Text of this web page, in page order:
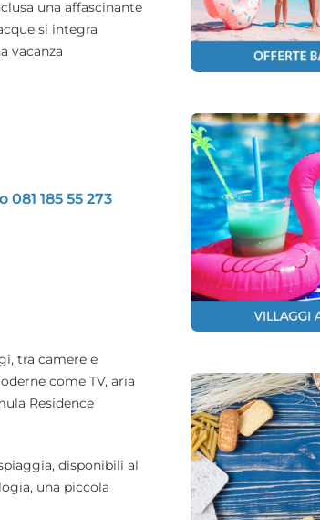
una affascinante
si integra
vacanza
081 185 55 273
tra camere e
come TV, aria
Residence
disponibili al
una piccola